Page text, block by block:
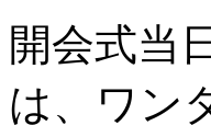
開会式当
は、ワン